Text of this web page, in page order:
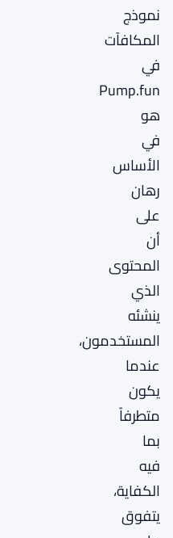
نموذج
المكافآت
في
Pump.fun
هو
في
الأساس
رهان
على
أن
المحتوى
الذي
ينشئه
المستخدمون،
عندما
يكون
متطرفاً
بما
فيه
الكفاية،
يتفوق